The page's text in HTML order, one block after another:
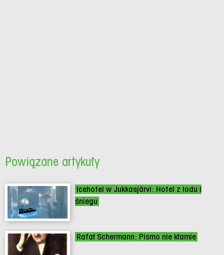
Powiązane artykuły
Icehotel w Jukkasjärvi: Hotel z lodu i
śniegu
Rafał Schermann: Pismo nie kłamie